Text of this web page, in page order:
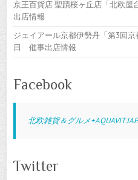
京王百貨店 聖蹟桜ヶ丘店「北欧
出店情報
ジェイアール京都伊勢丹「第3回
日 催事出店情報
Facebook
北欧雑貨＆グルメ+AQUAVIT
Twitter